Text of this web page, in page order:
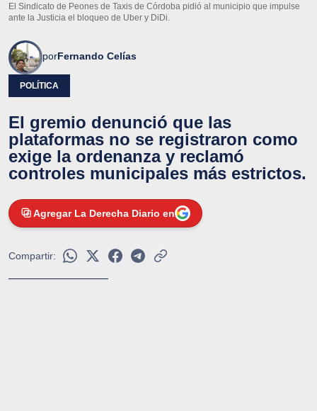
El Sindicato de Peones de Taxis de Córdoba pidió al municipio que impulse
ante la Justicia el bloqueo de Uber y DiDi.
porFernando Celías
POLÍTICA
El gremio denunció que las
plataformas no se registraron como
exige la ordenanza y reclamó
controles municipales más estrictos.
Agregar La Derecha Diario en
Compartir: